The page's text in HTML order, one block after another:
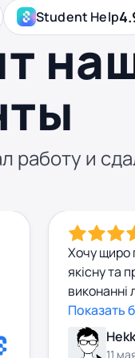
Student Help
работу и
Хочу щиро
якісну та
виконанні
була
та
Показать
11